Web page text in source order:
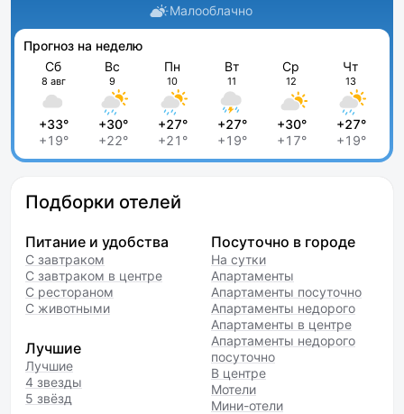
Малооблачно
Прогноз на неделю
Сб
8 авг
+33°
+19°
Вс
9
+30°
+22°
Пн
10
+27°
+21°
Вт
11
+27°
+19°
Ср
12
+30°
+17°
Чт
13
+27°
+19°
Подборки отелей
Питание и удобства
С завтраком
С завтраком в центре
С рестораном
С животными
Лучшие
Лучшие
4 звезды
5 звёзд
Посуточно в городе
На сутки
Апартаменты
Апартаменты посуточно
Апартаменты недорого
Апартаменты в центре
Апартаменты недорого
посуточно
В центре
Мотели
Мини-отели